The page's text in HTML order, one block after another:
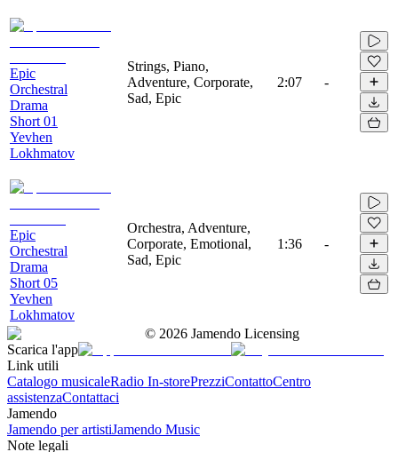
Epic
Orchestral
Drama
Short 01
Yevhen
Lokhmatov
Strings, Piano,
Adventure, Corporate,
Sad, Epic
2:07 -
Epic
Orchestral
Drama
Short 05
Yevhen
Lokhmatov
Orchestra, Adventure,
Corporate, Emotional,
Sad, Epic
1:36 -
© 2026 Jamendo Licensing
Scarica l'app
Link utili
Catalogo musicaleRadio In-storePrezziContattoCentro
assistenzaContattaci
Jamendo
Jamendo per artistiJamendo Music
Note legali